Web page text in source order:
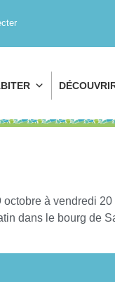
octobre à vendredi 20
dans le bourg de